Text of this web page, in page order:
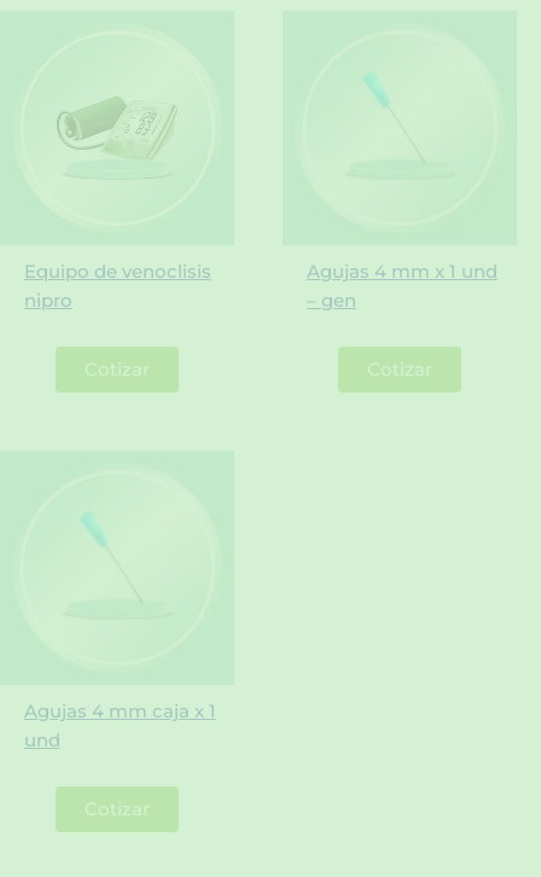
Equipo de venoclisis
nipro
Cotizar
Agujas 4 mm x 1 und
– gen
Cotizar
Agujas 4 mm caja x 1
und
Cotizar